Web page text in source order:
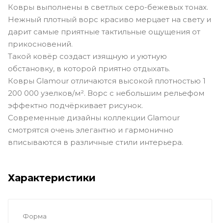
Ковры выполнены в светлых серо-бежевых тонах.
Нежный плотный ворс красиво мерцает на свету и
дарит самые приятные тактильные ощущения от
прикосновений.
Такой ковёр создаст изящную и уютную
обстановку, в которой приятно отдыхать.
Ковры Glamour отличаются высокой плотностью 1
200 000 узелков/м². Ворс с небольшим рельефом
эффектно подчёркивает рисунок.
Современные дизайны коллекции Glamour
смотрятся очень элегантно и гармонично
вписываются в различные стили интерьера.
Характеристики
Форма